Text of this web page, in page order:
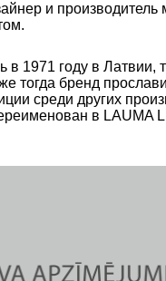
и
в 1971 году в
тогда бренд
среди других
в LAUMA